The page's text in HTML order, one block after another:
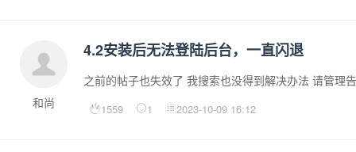
和尚
4.2安装后无法登陆后台，一直闪退
之前的帖子也失效了 我搜索也没得到解决办法 请管理
1559 1 2023-10-09 16:12